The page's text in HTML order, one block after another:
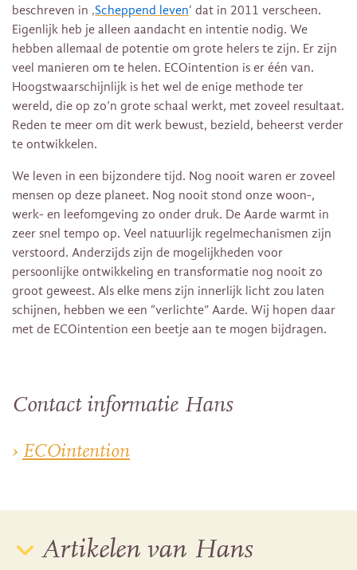
beschreven in ‚Scheppend leven‘ dat in 2011 verscheen.
Eigenlijk heb je alleen aandacht en intentie nodig. We
hebben allemaal de potentie om grote helers te zijn. Er zijn
veel manieren om te helen. ECOintention is er één van.
Hoogstwaarschijnlijk is het wel de enige methode ter
wereld, die op zo’n grote schaal werkt, met zoveel resultaat.
Reden te meer om dit werk bewust, bezield, beheerst verder
te ontwikkelen.
We leven in een bijzondere tijd. Nog nooit waren er zoveel
mensen op deze planeet. Nog nooit stond onze woon-,
werk- en leefomgeving zo onder druk. De Aarde warmt in
zeer snel tempo op. Veel natuurlijk regelmechanismen zijn
verstoord. Anderzijds zijn de mogelijkheden voor
persoonlijke ontwikkeling en transformatie nog nooit zo
groot geweest. Als elke mens zijn innerlijk licht zou laten
schijnen, hebben we een “verlichte” Aarde. Wij hopen daar
met de ECOintention een beetje aan te mogen bijdragen.
Contact informatie Hans
› ECOintention
Artikelen van Hans